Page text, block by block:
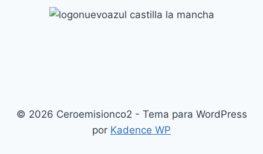
© 2026 Ceroemisionco2 - Tema para WordPress
por Kadence WP